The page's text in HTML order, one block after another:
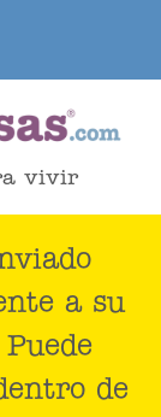
vivir
a su
de